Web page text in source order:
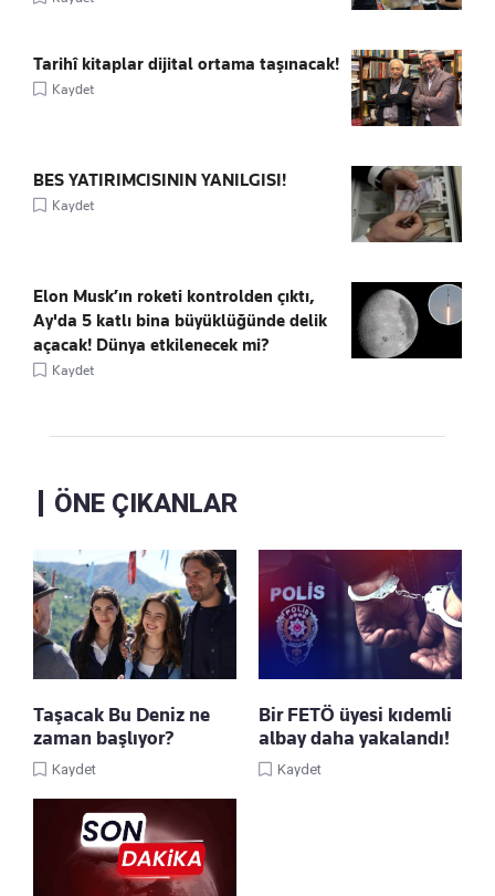
Tarihî kitaplar dijital ortama taşınacak!
Kaydet
BES YATIRIMCISININ YANILGISI!
Kaydet
Elon Musk’ın roketi kontrolden çıktı,
Ay'da 5 katlı bina büyüklüğünde delik
açacak! Dünya etkilenecek mi?
Kaydet
ÖNE ÇIKANLAR
Taşacak Bu Deniz ne
zaman başlıyor?
Kaydet
Bir FETÖ üyesi kıdemli
albay daha yakalandı!
Kaydet